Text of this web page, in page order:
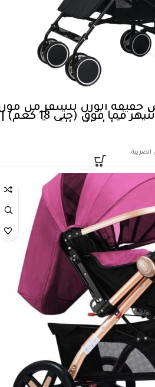
خفيفة الوزن للسفر من
للاطفال من عمر 0 شهر فما فوق (حتى 18 كغم) |
قابل للامالة متعدد
| نقاط سوداء ورمادية